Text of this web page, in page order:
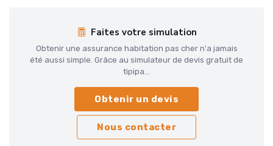
Faites votre simulation
Obtenir une assurance habitation pas cher n'a jamais
été aussi simple. Grâce au simulateur de devis gratuit de
tipipa...
Obtenir un devis
Nous contacter